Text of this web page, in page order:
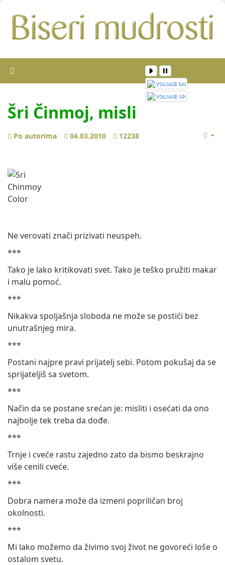
Šri Činmoj, misli
Po autorima 04.03.2010 12238
Ne verovati znači prizivati neuspeh.
***
Tako je lako kritikovati svet. Tako je teško pružiti makar
i malu pomoć.
***
Nikakva spoljašnja sloboda ne može se postići bez
unutrašnjeg mira.
***
Postani najpre pravi prijatelj sebi. Potom pokušaj da se
sprijateljiš sa svetom.
***
Način da se postane srećan je: misliti i osećati da ono
najbolje tek treba da dođe.
***
Trnje i cveće rastu zajedno zato da bismo beskrajno
više cenili cveće.
***
Dobra namera može da izmeni popriličan broj
okolnosti.
***
Mi lako možemo da živimo svoj život ne govoreći loše o
ostalom svetu.